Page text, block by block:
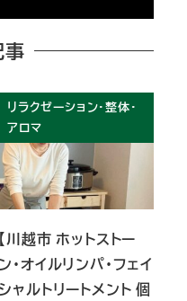
事
リラクゼーション・整体・
アロマ
【川越市 ホットストー
ン・オイルリンパ・フェイ
ャルトリートメント 個